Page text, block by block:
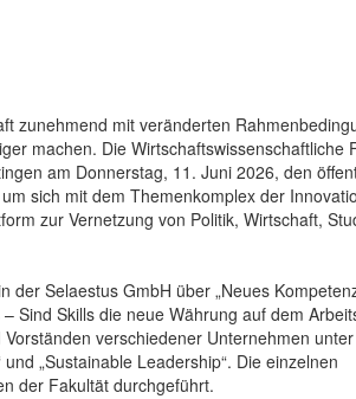
zunehmend mit veränderten
machen. Die Wirtschaftswissenschaftliche
am Donnerstag, 11. Juni 2026, den
sich mit dem Themenkomplex der
zur Vernetzung von Politik, Wirtschaft,
Selaestus GmbH über „Neues
Sind Skills die neue Währung auf dem
verschiedener Unternehmen
„Sustainable Leadership“. Die einzelnen
der Fakultät durchgeführt.